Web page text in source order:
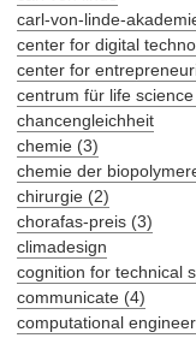
carl-von-linde-
center for digital
center for
centrum für life
chancengleichheit
chemie (3)
chemie der
chirurgie (2)
chorafas-preis (3)
climadesign
cognition for technical
communicate (4)
computational